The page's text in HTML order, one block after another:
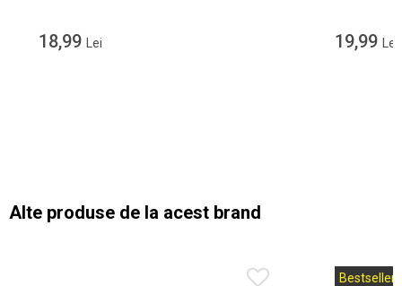
18,99 Lei 19,99 Lei
Alte produse de la acest brand
Bestseller